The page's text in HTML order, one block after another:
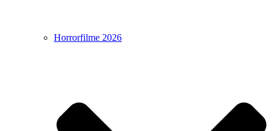
Horrorfilme 2026